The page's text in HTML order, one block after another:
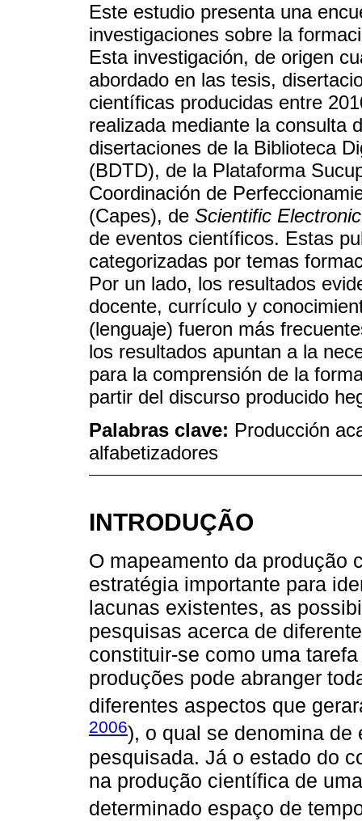
Este estudio presenta una
investigaciones sobre la
Esta investigación, de origen
abordado en las tesis,
científicas producidas entre
realizada mediante la consulta
disertaciones de la Biblioteca
(BDTD), de la Plataforma
Coordinación de
(Capes), de Scientific
de eventos científicos. Estas
categorizadas por temas
Por un lado, los resultados
docente, currículo y
(lenguaje) fueron más
los resultados apuntan a la
para la comprensión de la
partir del discurso producido
Palabras clave: Producción
alfabetizadores
INTRODUÇÃO
O mapeamento da produção
estratégia importante para
lacunas existentes, as
pesquisas acerca de
constituir-se como uma
produções pode abranger
diferentes aspectos que
2006), o qual se denomina de
pesquisada. Já o estado do
na produção científica de
determinado espaço de